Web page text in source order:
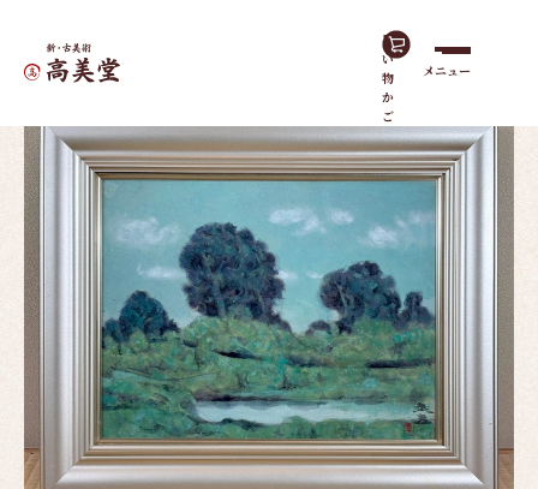
買
い
物
か
ご
メニュー
ホーム作品一覧